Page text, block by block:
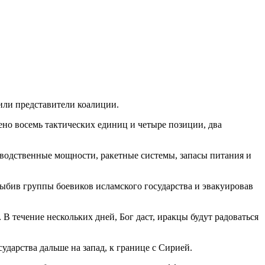
представители коалиции.
восемь тактических единиц и четыре позиции, два
мощности, ракетные системы, запасы питания и
группы боевиков исламского государства и эвакуировав
нескольких дней, Бог даст, иракцы будут радоваться
дальше на запад, к границе с Сирией.